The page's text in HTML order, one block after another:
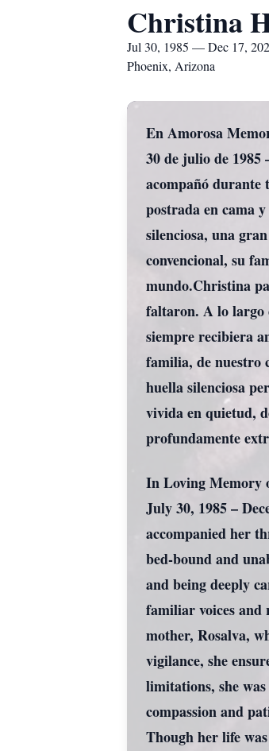
Christina
Jul 30, 1985 — Dec 17,
Phoenix, Arizona
En Amorosa
30 de julio de 1985
acompañó durante
postrada en cama
silenciosa, una
convencional, su
mundo.Christina
faltaron. A lo largo
siempre recibiera
familia, de nuestro
huella silenciosa
vivida en quietud,
profundamente
In Loving Memory
July 30, 1985 –
accompanied her
bed-bound and
and being deeply
familiar voices and
mother, Rosalva,
vigilance, she
limitations, she
compassion and
Though her life